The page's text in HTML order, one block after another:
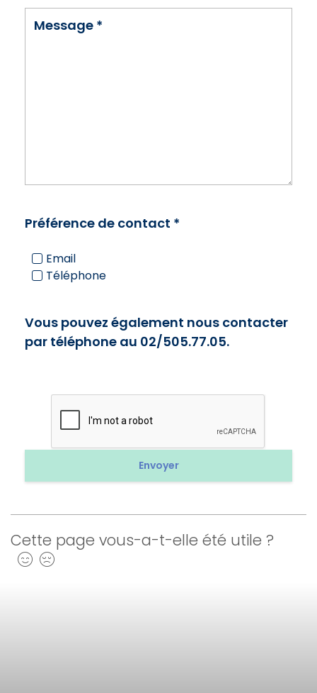
Message *
Préférence de contact *
Email
Téléphone
Vous pouvez également nous contacter
par téléphone au 02/505.77.05.
Cette page vous-a-t-elle été utile ?
Oui